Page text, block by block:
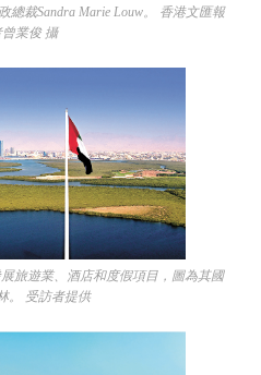
總裁Sandra Marie Louw。 香港文匯報
業俊 攝
旅遊業、酒店和度假項目，圖為其國
。 受訪者提供